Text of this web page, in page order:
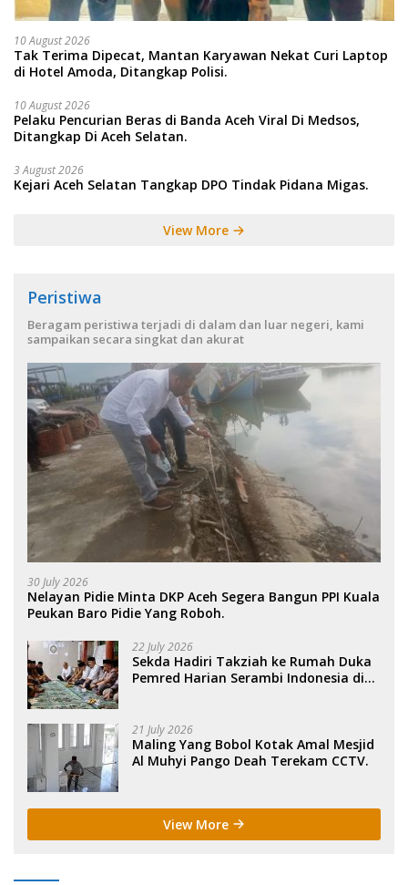
10 August 2026
Tak Terima Dipecat, Mantan Karyawan Nekat Curi Laptop
di Hotel Amoda, Ditangkap Polisi.
10 August 2026
Pelaku Pencurian Beras di Banda Aceh Viral Di Medsos,
Ditangkap Di Aceh Selatan.
3 August 2026
Kejari Aceh Selatan Tangkap DPO Tindak Pidana Migas.
View More
Peristiwa
Beragam peristiwa terjadi di dalam dan luar negeri, kami
sampaikan secara singkat dan akurat
30 July 2026
Nelayan Pidie Minta DKP Aceh Segera Bangun PPI Kuala
Peukan Baro Pidie Yang Roboh.
22 July 2026
Sekda Hadiri Takziah ke Rumah Duka
Pemred Harian Serambi Indonesia di
21 July 2026
Maling Yang Bobol Kotak Amal Mesjid
Al Muhyi Pango Deah Terekam CCTV.
View More